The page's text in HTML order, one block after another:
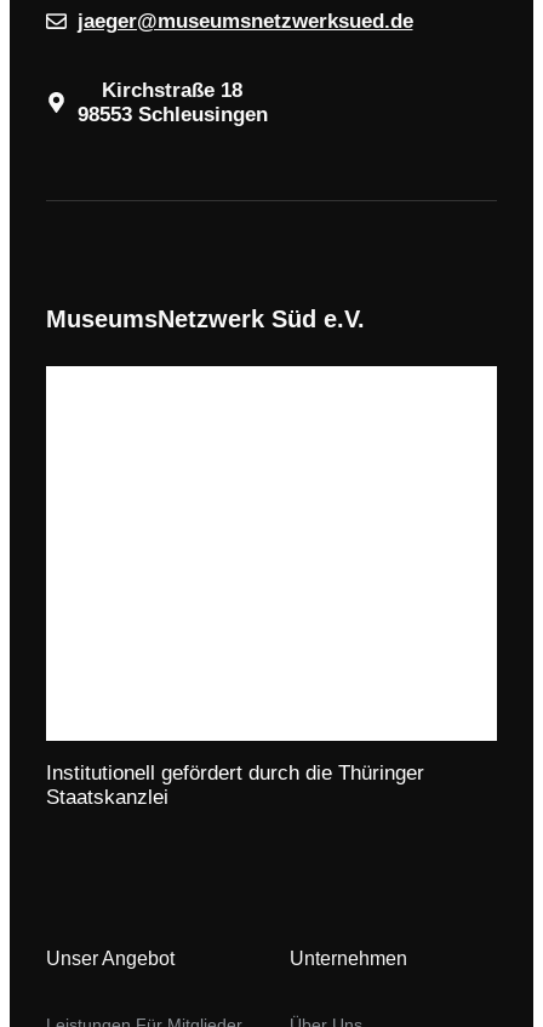
jaeger@museumsnetzwerksued.de
Kirchstraße 18
98553 Schleusingen
MuseumsNetzwerk Süd e.V.
Institutionell gefördert durch die Thüringer
Staatskanzlei
Unser Angebot Unternehmen